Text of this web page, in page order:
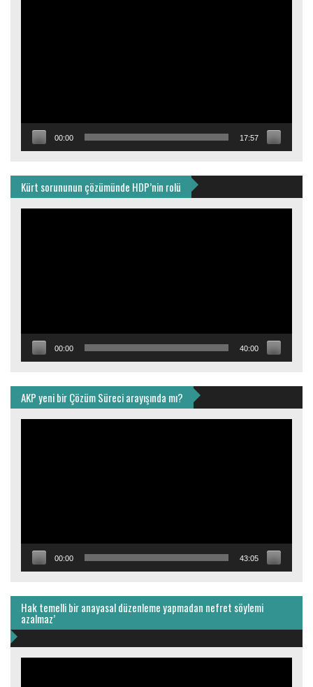
00:00 17:57
Kürt sorununun çözümünde HDP’nin rolü
00:00 40:00
AKP yeni bir Çözüm Süreci arayışında mı?
00:00 43:05
Hak temelli bir anayasal düzenleme yapmadan nefret söylemi
azalmaz’